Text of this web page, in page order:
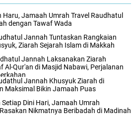
Jamaah Umrah Travel Raudhatul
dengan Tawaf Wada
Jannah Tuntaskan Rangkaian
Ziarah Sejarah Islam di Makkah
Jannah Laksanakan Ziarah
Al-Qur'an di Masjid Nabawi, Perjalanan
Jannah Khusyuk Ziarah di
Maksimal Bikin Jamaah Puas
Dini Hari, Jamaah Umrah
Nikmatnya Beribadah di Madinah